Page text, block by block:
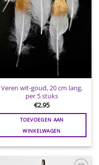
Veren wit-goud, 20 cm lang,
per 5 stuks
€2.95
TOEVOEGEN AAN
WINKELWAGEN